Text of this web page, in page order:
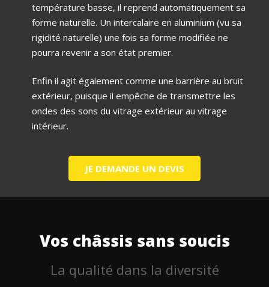
température basse, il reprend automatiquement sa
forme naturelle. Un intercalaire en aluminium (vu sa
rigidité naturelle) une fois sa forme modifiée ne
pourra revenir a son état premier.
Enfin il agit également comme une barrière au bruit
extérieur, puisque il empêche de transmettre les
ondes des sons du vitrage extérieur au vitrage
intérieur.
JE DEMANDE UN DEVIS
Vos châssis sans soucis
La qualité dans la diversité